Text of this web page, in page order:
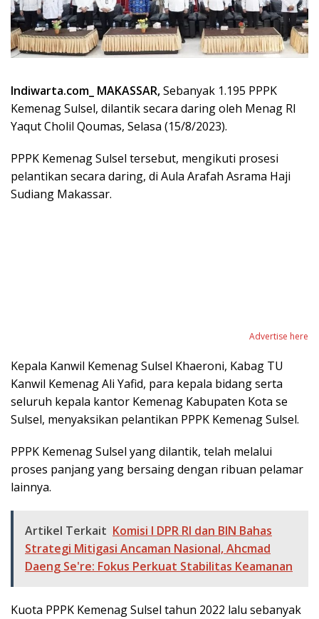
Indiwarta.com_ MAKASSAR,Sebanyak 1.195 PPPK
Kemenag Sulsel, dilantik secara daring oleh Menag RI
Yaqut Cholil Qoumas, Selasa (15/8/2023).
PPPK Kemenag Sulsel tersebut, mengikuti prosesi
pelantikan secara daring, di Aula Arafah Asrama Haji
Sudiang Makassar.
Advertise here
Kepala Kanwil Kemenag Sulsel Khaeroni, Kabag TU
Kanwil Kemenag Ali Yafid, para kepala bidang serta
seluruh kepala kantor Kemenag Kabupaten Kota se
Sulsel, menyaksikan pelantikan PPPK Kemenag Sulsel.
PPPK Kemenag Sulsel yang dilantik, telah melalui
proses panjang yang bersaing dengan ribuan pelamar
lainnya.
Artikel Terkait Komisi I DPR RI dan BIN Bahas
Strategi Mitigasi Ancaman Nasional, Ahcmad
Daeng Se're: Fokus Perkuat Stabilitas Keamanan
Kuota PPPK Kemenag Sulsel tahun 2022 lalu sebanyak